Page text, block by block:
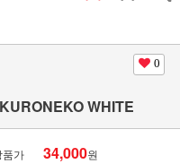
0
WHITE
품가 34,000원